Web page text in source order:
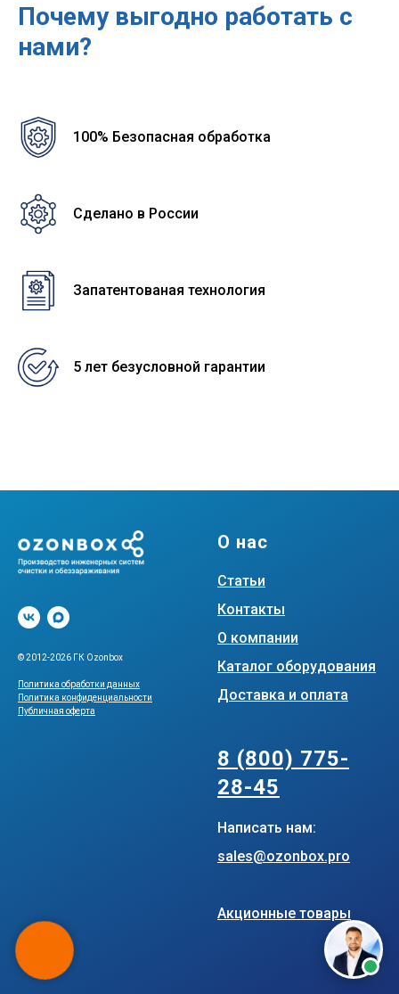
Почему выгодно работать с
нами?
100% Безопасная обработка
Сделано в России
Запатентованая технология
5 лет безусловной гарантии
© 2012-2026 ГК Ozonbox
Политика обработки данных
Политика конфиденциальности
Публичная оферта
О нас
Статьи
Контакты
О компании
Каталог оборудования
Доставка и оплата
8 (800) 775-
28-45
Написать нам:
sales@ozonbox.pro
Акционные товары